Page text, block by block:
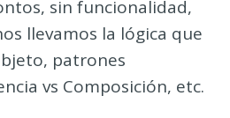
sin funcionalidad,
llevamos la lógica que
patrones
vs Composición, etc.